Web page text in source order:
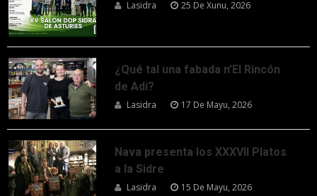
Lasidra 25 De Xunu, 2026
¿Qué tal una fabada n’El Rincón
de Adi?
Lasidra 17 De Mayu, 2026
Nava presenta los XXXVII Platos
a la Sidre
Lasidra 15 De Mayu, 2026